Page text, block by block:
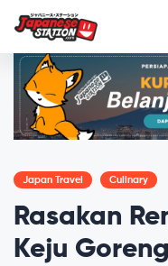
Japan Travel Culinary
Rasakan
Keju